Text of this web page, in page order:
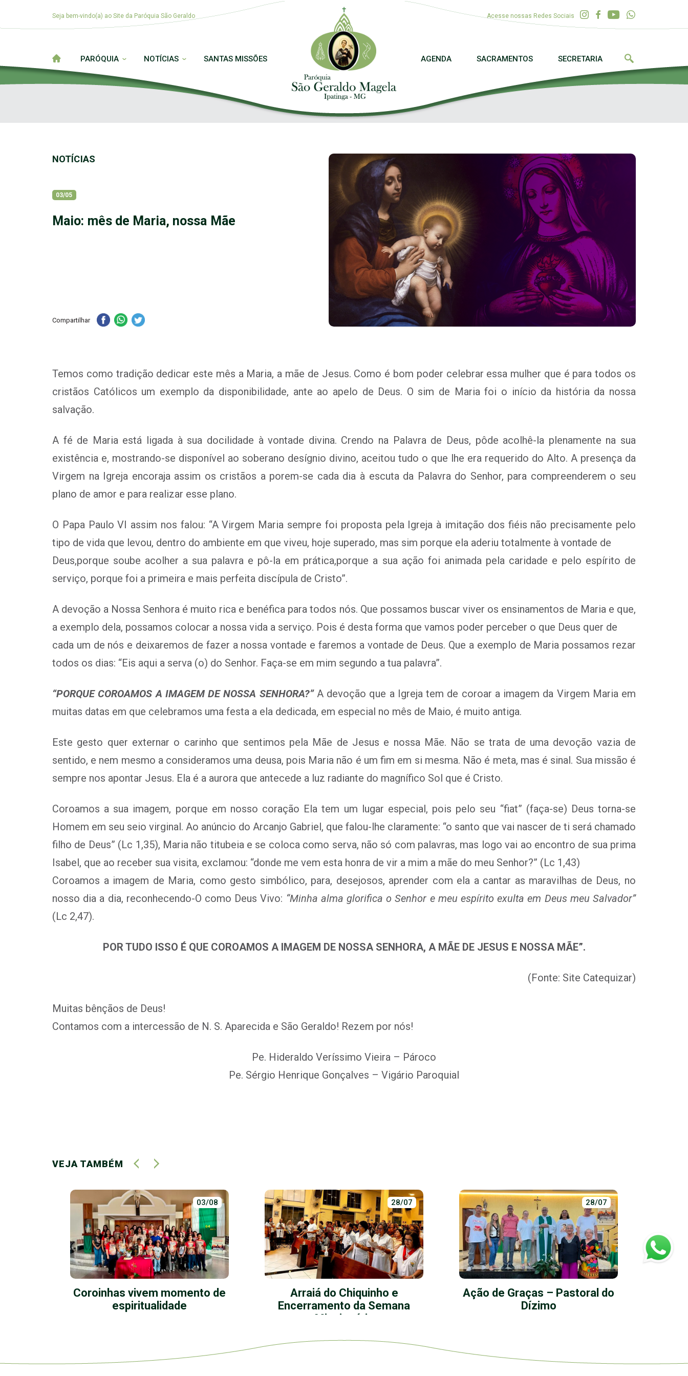
Seja bem-vindo(a) ao Site da Paróquia São Geraldo Acesse nossas Redes Sociais
PARÓQUIA NOTÍCIAS SANTAS MISSÕES AGENDA SACRAMENTOS SECRETARIA
NOTÍCIAS
03/05
Maio: mês de Maria, nossa Mãe
Compartilhar
Temos como tradição dedicar este mês a Maria, a mãe de Jesus. Como é bom poder celebrar essa mulher que é para todos os
cristãos Católicos um exemplo da disponibilidade, ante ao apelo de Deus. O sim de Maria foi o início da história da nossa
salvação.
A fé de Maria está ligada à sua docilidade à vontade divina. Crendo na Palavra de Deus, pôde acolhê-la plenamente na sua
existência e, mostrando-se disponível ao soberano desígnio divino, aceitou tudo o que lhe era requerido do Alto. A presença da
Virgem na Igreja encoraja assim os cristãos a porem-se cada dia à escuta da Palavra do Senhor, para compreenderem o seu
plano de amor e para realizar esse plano.
O Papa Paulo VI assim nos falou: “A Virgem Maria sempre foi proposta pela Igreja à imitação dos fiéis não precisamente pelo
tipo de vida que levou, dentro do ambiente em que viveu, hoje superado, mas sim porque ela aderiu totalmente à vontade de
Deus,porque soube acolher a sua palavra e pô-la em prática,porque a sua ação foi animada pela caridade e pelo espírito de
serviço, porque foi a primeira e mais perfeita discípula de Cristo”.
A devoção a Nossa Senhora é muito rica e benéfica para todos nós. Que possamos buscar viver os ensinamentos de Maria e que,
a exemplo dela, possamos colocar a nossa vida a serviço. Pois é desta forma que vamos poder perceber o que Deus quer de
cada um de nós e deixaremos de fazer a nossa vontade e faremos a vontade de Deus. Que a exemplo de Maria possamos rezar
todos os dias: “Eis aqui a serva (o) do Senhor. Faça-se em mim segundo a tua palavra”.
“PORQUE COROAMOS A IMAGEM DE NOSSA SENHORA?”A devoção que a Igreja tem de coroar a imagem da Virgem Maria em
muitas datas em que celebramos uma festa a ela dedicada, em especial no mês de Maio, é muito antiga.
Este gesto quer externar o carinho que sentimos pela Mãe de Jesus e nossa Mãe. Não se trata de uma devoção vazia de
sentido, e nem mesmo a consideramos uma deusa, pois Maria não é um fim em si mesma. Não é meta, mas é sinal. Sua missão é
sempre nos apontar Jesus. Ela é a aurora que antecede a luz radiante do magnífico Sol que é Cristo.
Coroamos a sua imagem, porque em nosso coração Ela tem um lugar especial, pois pelo seu “fiat” (faça-se) Deus torna-se
Homem em seu seio virginal. Ao anúncio do Arcanjo Gabriel, que falou-lhe claramente: “o santo que vai nascer de ti será chamado
filho de Deus” (Lc 1,35), Maria não titubeia e se coloca como serva, não só com palavras, mas logo vai ao encontro de sua prima
Isabel, que ao receber sua visita, exclamou: “donde me vem esta honra de vir a mim a mãe do meu Senhor?” (Lc 1,43)
Coroamos a imagem de Maria, como gesto simbólico, para, desejosos, aprender com ela a cantar as maravilhas de Deus, no
nosso dia a dia, reconhecendo-O como Deus Vivo: “Minha alma glorifica o Senhor e meu espírito exulta em Deus meu Salvador”
(Lc 2,47).
POR TUDO ISSO É QUE COROAMOS A IMAGEM DE NOSSA SENHORA, A MÃE DE JESUS E NOSSA MÃE”.
(Fonte: Site Catequizar)
Muitas bênçãos de Deus!
Contamos com a intercessão de N. S. Aparecida e São Geraldo! Rezem por nós!
Pe. Hideraldo Veríssimo Vieira – Pároco
Pe. Sérgio Henrique Gonçalves – Vigário Paroquial
VEJA TAMBÉM
03/08
Coroinhas vivem momento de
espiritualidade
28/07
Arraiá do Chiquinho e
Encerramento da Semana
Missionária
28/07
Ação de Graças – Pastoral do
Dízimo